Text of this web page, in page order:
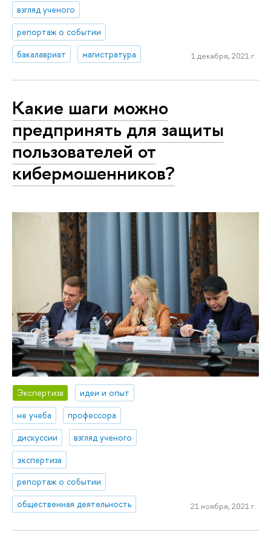
взгляд ученого
репортаж о событии
бакалавриат
магистратура 1 декабря, 2021 г.
Какие шаги можно
предпринять для защиты
пользователей от
кибермошенников?
Экспертиза
идеи и опыт
не учеба
профессора
дискуссии
взгляд ученого
экспертиза
репортаж о событии
общественная деятельность
21 ноября, 2021 г.